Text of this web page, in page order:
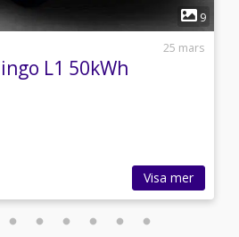
1
9
25 mars
L1 50kWh
Visa mer